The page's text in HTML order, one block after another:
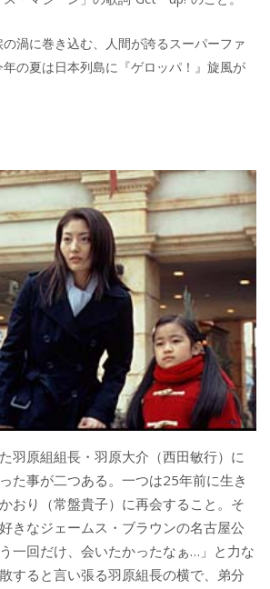
渦に巻き込む、人間が誇るスーパーファ
の夏は日本列島に『ゲロッパ！』旋風が
羽原組組長・羽原大介（西田敏行）に
た事が二つある。一つは25年前に生き
おり（常盤貴子）に再会すること。そ
きなジェームス・ブラウンの名古屋公
一回だけ、会いたかったなぁ…」と力な
すると言い張る羽原組長の横で、弟分